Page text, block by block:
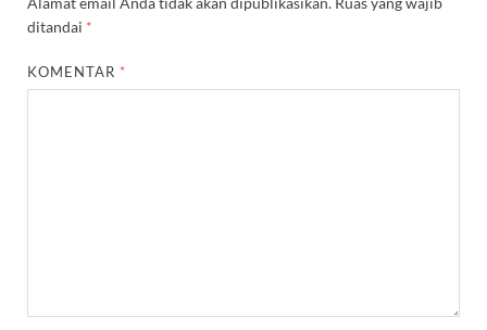
ditandai *
KOMENTAR *